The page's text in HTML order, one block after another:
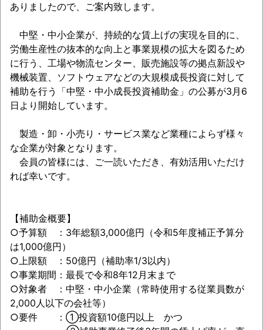
ありましたので、ご案内致します。
中堅・中小企業が、持続的な賃上げの実現を目的に、
労働生産性の抜本的な向上と事業規模の拡大を図るため
に行う、工場や物流センター、販売施設等の拠点新設や
機械装置、ソフトウェアなどの大規模成長投資に対して
補助を行う「中堅・中小成長投資補助金」の公募が3月6
日より開始しています。
製造・卸・小売り・サービス業など業種によらず様々
な企業が対象となります。
会員の皆様には、ご一読いただき、有効活用いただけ
れば幸いです。
【補助金概要】
○予算額 ：3年総額3,000億円（令和5年度補正予算分
は1,000億円）
○上限額 ：50億円（補助率1/3以内）
○事業期間：最長で令和8年12月末まで
○対象者 ：中堅・中小企業（常時使用する従業員数が
2,000人以下の会社等）
○要件 ：①投資額10億円以上 かつ